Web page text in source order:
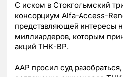
С иском в Стокгольмский
консорциум Alfa-Access-
представляющей интересы
миллиардеров, которым
акций ТНК-ВР.
ААР просил суд